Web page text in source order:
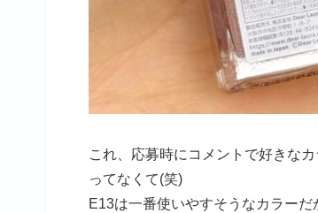
これ、応募時にコメントで好きな
ってなくて(笑)
E13は一番使いやすそうなカラー